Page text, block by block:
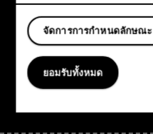
Planet and people
การสนับสนุน
FacebookInstagram
Tiktok
จัดการการกำหนดลักษณะ
ยอมรับทั้งหมด